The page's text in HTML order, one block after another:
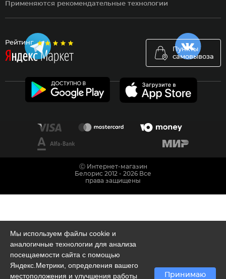
Рейтинг
Пункты
самовывоза
Применяются рекомендательные технологии
Мы используем файлы cookie и
аналогичные технологии для анализа
посещаемости сайта с помощью
Яндекс.Метрики, определения вашего
местоположения и улучшения работы
Принимаю
Ⓒ Интернет-магазин
Белорис 2012 - 2026 Все
права защищены